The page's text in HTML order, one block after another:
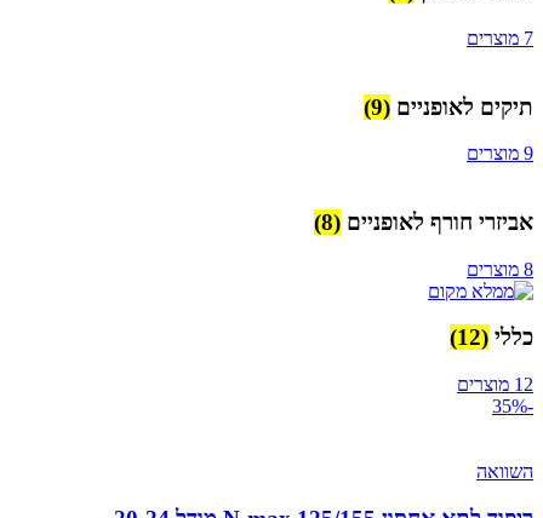
7 מוצרים
תיקים לאופניים (9)
9 מוצרים
אביזרי חורף לאופניים (8)
8 מוצרים
כללי (12)
12 מוצרים
-35%
השוואה